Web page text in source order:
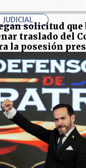
JUDICIAL
solicitud que
traslado del
la posesión